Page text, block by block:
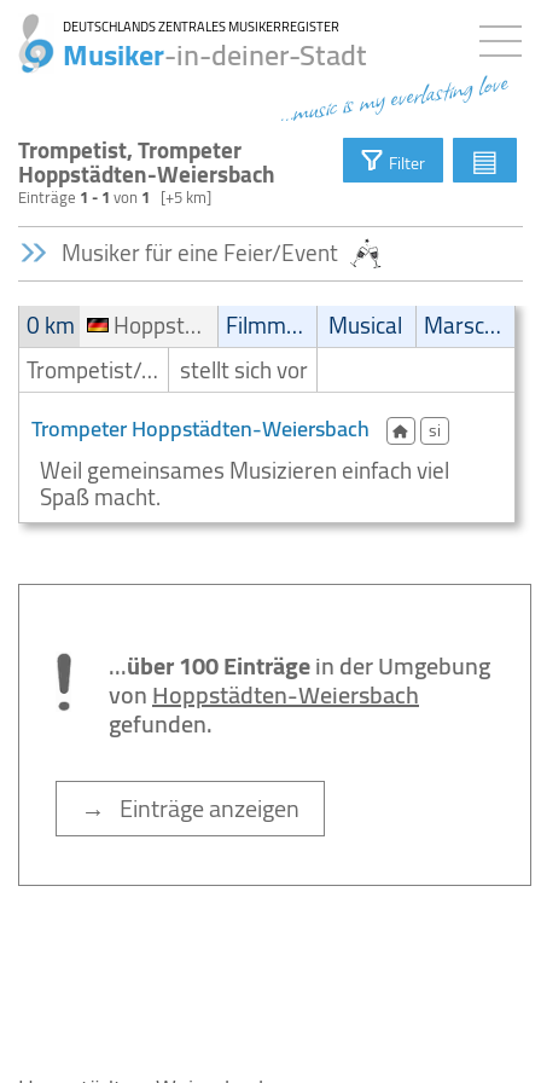
DEUTSCHLANDS ZENTRALES MUSIKERREGISTER
Musiker-in-deiner-Stadt
...music is my everlasting love
Trompetist, Trompeter
Hoppstädten-Weiersbach
Einträge 1 - 1von 1 [+5 km]
Filter ▤
Musiker für eine Feier/Event
0 km
Hoppstädten-Weiersbach Filmmusik Musical
Marsch/Polka
Trompetist/Trompeter stellt sich vor
Trompeter Hoppstädten-Weiersbach si
Weil gemeinsames Musizieren einfach viel
Spaß macht.
...über 100 Einträgein der Umgebung
vonHoppstädten-Weiersbach
gefunden.
→ Einträge anzeigen